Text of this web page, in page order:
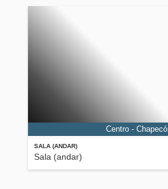
SALA (ANDAR)
Sala (andar)
Centro - Chapecó